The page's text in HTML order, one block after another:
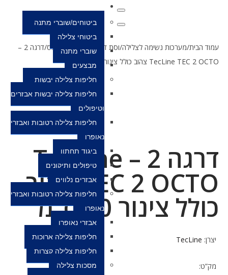
ביטוחים/שוברי מתנה
ביטוחי צלילה
שוברי מתנה
מבצעים
חליפות צלילה יבשות
חליפות צלילה יבשות אבזרים
וטיפולים
חליפות צלילה רטובות ואבזרי
נאופרן
ביגוד תחתון
טיפולים ותיקונים
אבזרים נלווים
חליפות צלילה רטובות ואבזרי
נאופרן
אבזרי נאופרן
חליפות צלילה ארוכות
חליפות צלילה קצרות
מסכות צלילה
עמוד הבית/מערכות נשימה לצלילה/וסת דרגה שנייה ואקטופוס /
דרגה 2 –
TecLine TEC 2 OCTO צהוב כולל צינור 90 ס”מ
דרגה 2 – TecLine
TEC 2 OCTO צהוב
כולל צינור 90 ס”מ
יצרן:TecLine
מק”ט: